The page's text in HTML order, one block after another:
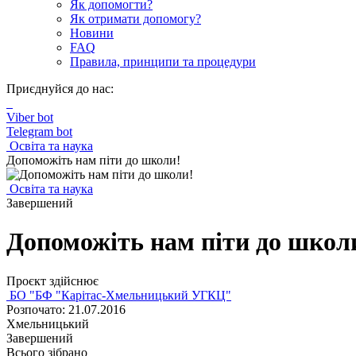
Як допомогти?
Як отримати допомогу?
Новини
FAQ
Правила, принципи та процедури
Приєднуйся до нас:
Viber bot
Telegram bot
Освіта та наука
Допоможіть нам піти до школи!
Освіта та наука
Завершений
Допоможіть нам піти до
Проєкт здійснює
БО "БФ "Карітас-Хмельницький УГКЦ"
Розпочато: 21.07.2016
Хмельницький
Завершений
Всього зібрано